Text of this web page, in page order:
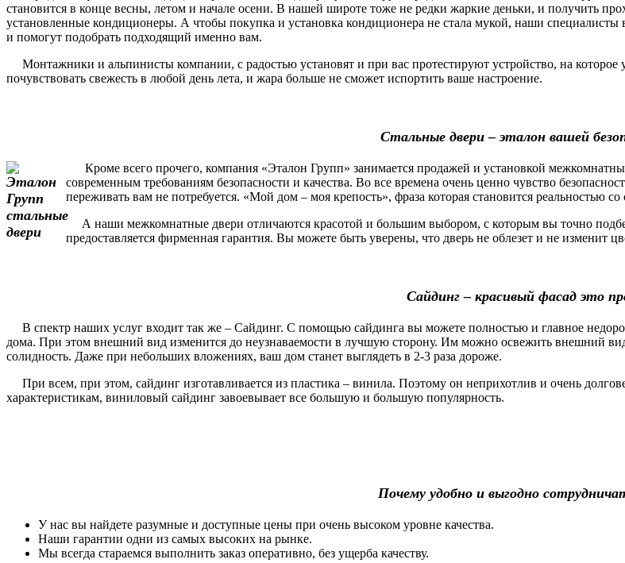
становится в конце весны, летом и начале осени. В нашей широте тоже не редки жаркие деньки, и получить
установленные кондиционеры. А чтобы покупка и установка кондиционера не стала мукой, наши специалисты
и помогут подобрать подходящий именно вам.
Монтажники и альпинисты компании, с радостью установят и при вас протестируют устройство, на которое
почувствовать свежесть в любой день лета, и жара больше не сможет испортить ваше настроение.
Стальные двери – эталон вашей
Кроме всего прочего, компания «Эталон Групп» занимается продажей и установкой
современным требованиям безопасности и качества. Во все времена очень ценно чувство
переживать вам не потребуется. «Мой дом – моя крепость», фраза которая становится реальностью
А наши межкомнатные двери отличаются красотой и большим выбором, с которым вы точно
предоставляется фирменная гарантия. Вы можете быть уверены, что дверь не облезет и не изменит
Сайдинг – красивый фасад это
В спектр наших услуг входит так же – Сайдинг. С помощью сайдинга вы можете полностью и главное
дома. При этом внешний вид изменится до неузнаваемости в лучшую сторону. Им можно освежить внешний
солидность. Даже при небольших вложениях, ваш дом станет выглядеть в 2-3 раза дороже.
При всем, при этом, сайдинг изготавливается из пластика – винила. Поэтому он неприхотлив и очень
характеристикам, виниловый сайдинг завоевывает все большую и большую популярность.
Почему удобно и выгодно
У нас вы найдете разумные и доступные цены при очень высоком уровне качества.
Наши гарантии одни из самых высоких на рынке.
Мы всегда стараемся выполнить заказ оперативно, без ущерба качеству.